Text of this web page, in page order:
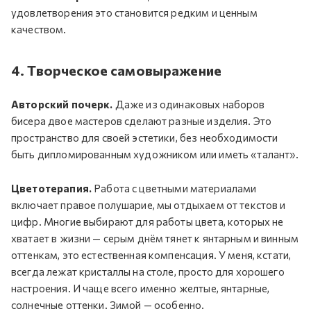
удовлетворения это становится редким и ценным
качеством.
4. Творческое самовыражение
Авторский почерк. Даже из одинаковых наборов
бисера двое мастеров сделают разные изделия. Это
пространство для своей эстетики, без необходимости
быть дипломированным художником или иметь «талант».
Цветотерапия.Работа с цветными материалами
включает правое полушарие, мы отдыхаем от текстов и
цифр. Многие выбирают для работы цвета, которых не
хватает в жизни — серым днём тянет к янтарным и винным
оттенкам, это естественная компенсация. У меня, кстати,
всегда лежат кристаллы на столе, просто для хорошего
настроения. И чаще всего именно желтые, янтарные,
солнечные оттенки. Зимой — особенно.